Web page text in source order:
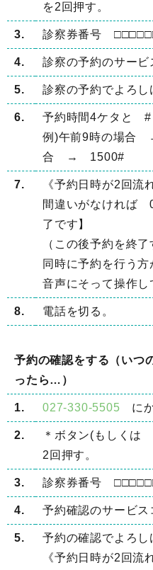
を2回押す。
3. 診察券番号
4. 診察の予約のサー
5. 診察の予約でよろ
6.
予約時間4ケタと
例)午前9時の場
合 → 1500#
7.
《予約日時が2回流
間違いがなければ
了です】
（この後予約を終
同時に予約を行う
音声にそって操作し
8. 電話を切る。
予約の確認をする（いつ
ったら…）
1. 027-330-5505 にか
2.
＊ボタン(もしく
2回押す。
3. 診察券番号
4. 予約確認のサービ
5.
予約の確認でよろ
《予約日時が2回流